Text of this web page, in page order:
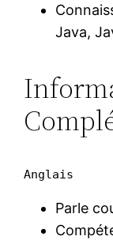
Java,
Anglais
Parle